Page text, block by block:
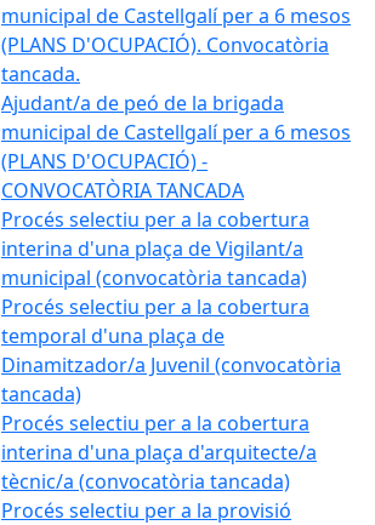
municipal de Castellgalí per a 6 mesos
(PLANS D'OCUPACIÓ). Convocatòria
tancada.
Ajudant/a de peó de la brigada
municipal de Castellgalí per a 6 mesos
(PLANS D'OCUPACIÓ) -
CONVOCATÒRIA TANCADA
Procés selectiu per a la cobertura
interina d'una plaça de Vigilant/a
municipal (convocatòria tancada)
Procés selectiu per a la cobertura
temporal d'una plaça de
Dinamitzador/a Juvenil (convocatòria
tancada)
Procés selectiu per a la cobertura
interina d'una plaça d'arquitecte/a
tècnic/a (convocatòria tancada)
Procés selectiu per a la provisió